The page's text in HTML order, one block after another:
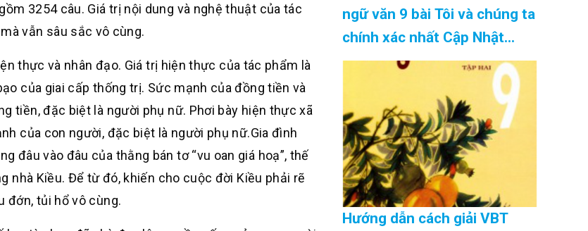
3254 câu. Giá trị nội dung và nghệ thuật của tác
vẫn sâu sắc vô cùng.
thực và nhân đạo. Giá trị hiện thực của tác phẩm là
của giai cấp thống trị. Sức mạnh của đồng tiền và
tiền, đặc biệt là người phụ nữ. Phơi bày hiện thực xã
của con người, đặc biệt là người phụ nữ.Gia đình
đâu vào đâu của thằng bán tơ “vu oan giá hoạ”, thế
nhà Kiều. Để từ đó, khiến cho cuộc đời Kiều phải rẽ
đớn, tủi hổ vô cùng.
ngữ văn 9 bài Tôi và chúng ta
chính xác nhất Cập Nhật
08/2026
Hướng dẫn cách giải VBT